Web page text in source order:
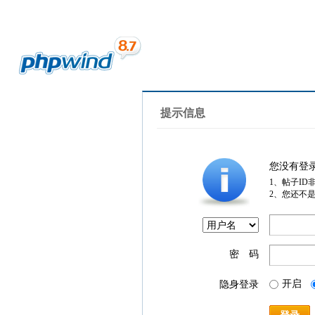
提示信息
您没有登
1、帖子ID
2、您还不
密 码
隐身登录 开启